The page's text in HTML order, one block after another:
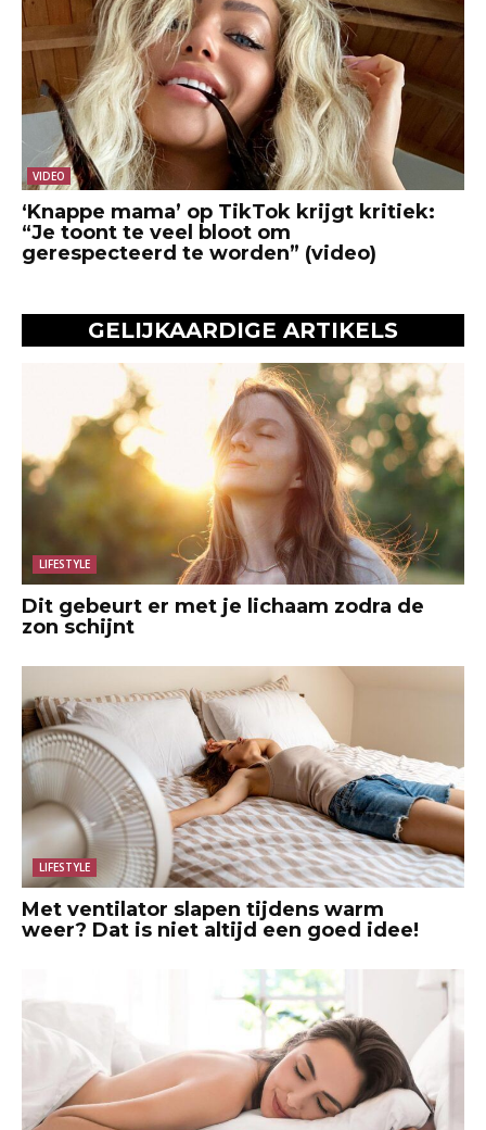
VIDEO
‘Knappe mama’ op TikTok krijgt kritiek:
“Je toont te veel bloot om
gerespecteerd te worden” (video)
GELIJKAARDIGE ARTIKELS
LIFESTYLE
Dit gebeurt er met je lichaam zodra de
zon schijnt
LIFESTYLE
Met ventilator slapen tijdens warm
weer? Dat is niet altijd een goed idee!